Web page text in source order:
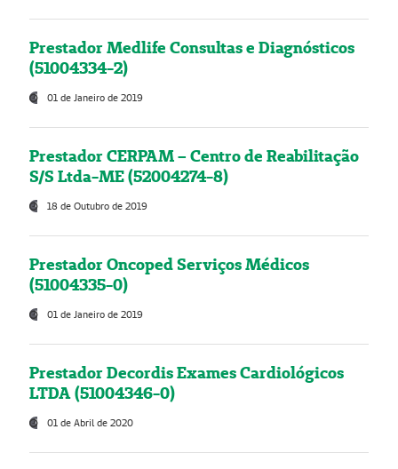
Prestador Medlife Consultas e Diagnósticos
(51004334-2)
01 de Janeiro de 2019
Prestador CERPAM – Centro de Reabilitação
S/S Ltda-ME (52004274-8)
18 de Outubro de 2019
Prestador Oncoped Serviços Médicos
(51004335-0)
01 de Janeiro de 2019
Prestador Decordis Exames Cardiológicos
LTDA (51004346-0)
01 de Abril de 2020